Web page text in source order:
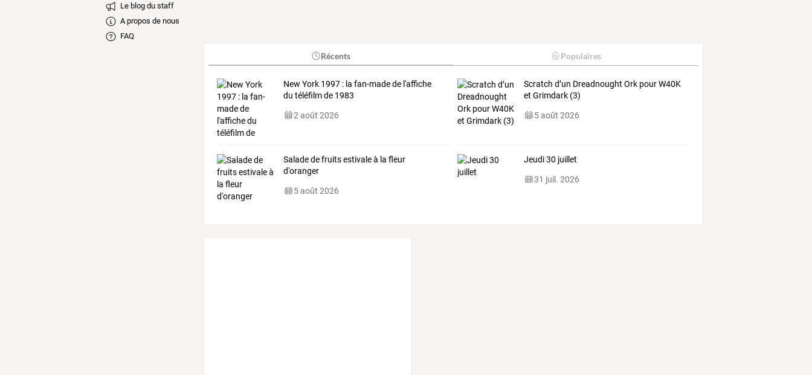
Le blog du staff
A propos de nous
FAQ
Récents Populaires
New York 1997 : la fan-made de l'affiche
du téléfilm de 1983
2 août 2026
Scratch d’un Dreadnought Ork pour W40K
et Grimdark (3)
5 août 2026
Salade de fruits estivale à la fleur
d'oranger
5 août 2026
Jeudi 30 juillet
31 juil. 2026